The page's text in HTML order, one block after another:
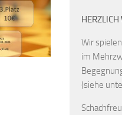
Wir
im
(siehe